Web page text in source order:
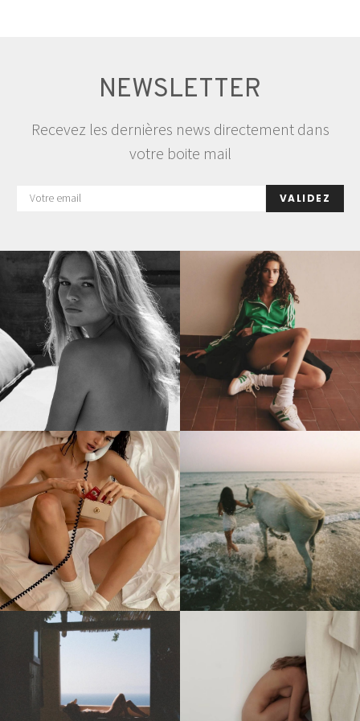
NEWSLETTER
Recevez les dernières news directement dans
votre boite mail
VALIDEZ